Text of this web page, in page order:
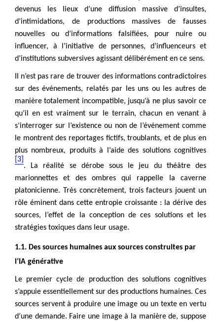
devenus les lieux d’une diffusion massive d’insultes,
d’intimidations, de productions massives de fausses
nouvelles ou d’informations falsifiées, pour nuire ou
influencer, à l’initiative de personnes, d’influenceurs et
d’institutions subversives agissant délibérément en ce sens.
Il n’est pas rare de trouver des informations contradictoires
sur des événements, relatés par les uns ou les autres de
manière totalement incompatible, jusqu’à ne plus savoir ce
qu’il en est vraiment sur le terrain, chacun en venant à
s’interroger sur l’existence ou non de l’événement comme
le montrent des reportages fictifs, troublants, et de plus en
plus nombreux, produits à l’aide des solutions cognitives
[3]
. La réalité se dérobe sous le jeu du théâtre des
marionnettes et des ombres qui rappelle la caverne
platonicienne. Très concrètement, trois facteurs jouent un
rôle éminent dans cette entropie croissante : la dérive des
sources, l’effet de la conception de ces solutions et les
stratégies toxiques dans leur usage.
1.1. Des sources humaines aux sources construites par
l’IA générative
Le premier cycle de production des solutions cognitives
s’appuie essentiellement sur des productions humaines. Ces
sources servent à produire une image ou un texte en vertu
d’une demande. Faire une image à la manière de, suppose